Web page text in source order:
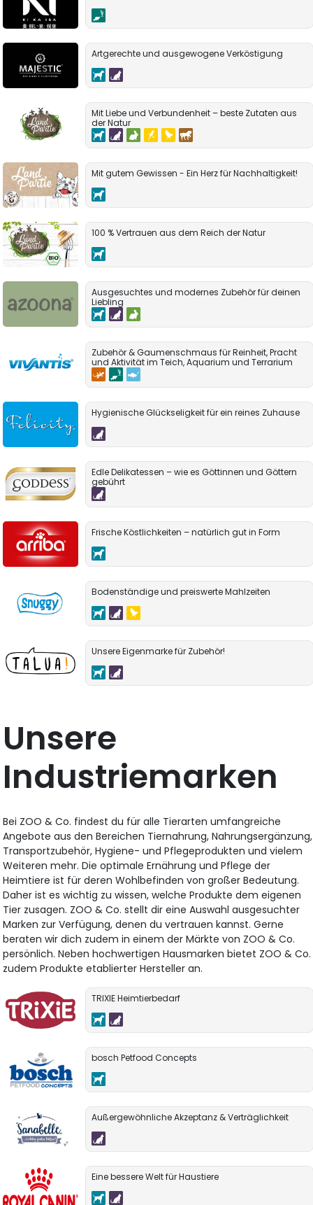
Artgerechte und ausgewogene Verköstigung
Mit Liebe und Verbundenheit – beste Zutaten aus
der Natur
Mit gutem Gewissen - Ein Herz für Nachhaltigkeit!
100 % Vertrauen aus dem Reich der Natur
Ausgesuchtes und modernes Zubehör für deinen
Liebling
Zubehör & Gaumenschmaus für Reinheit, Pracht
und Aktivität im Teich, Aquarium und Terrarium
Hygienische Glückseligkeit für ein reines Zuhause
Edle Delikatessen – wie es Göttinnen und Göttern
gebührt
Frische Köstlichkeiten – natürlich gut in Form
Bodenständige und preiswerte Mahlzeiten
Unsere Eigenmarke für Zubehör!
Unsere
Industriemarken
Bei ZOO & Co. findest du für alle Tierarten umfangreiche
Angebote aus den Bereichen Tiernahrung, Nahrungsergänzung,
Transportzubehör, Hygiene- und Pflegeprodukten und vielem
Weiteren mehr. Die optimale Ernährung und Pflege der
Heimtiere ist für deren Wohlbefinden von großer Bedeutung.
Daher ist es wichtig zu wissen, welche Produkte dem eigenen
Tier zusagen. ZOO & Co. stellt dir eine Auswahl ausgesuchter
Marken zur Verfügung, denen du vertrauen kannst. Gerne
beraten wir dich zudem in einem der Märkte von ZOO & Co.
persönlich. Neben hochwertigen Hausmarken bietet ZOO & Co.
zudem Produkte etablierter Hersteller an.
TRIXIE Heimtierbedarf
bosch Petfood Concepts
Außergewöhnliche Akzeptanz & Verträglichkeit
Eine bessere Welt für Haustiere